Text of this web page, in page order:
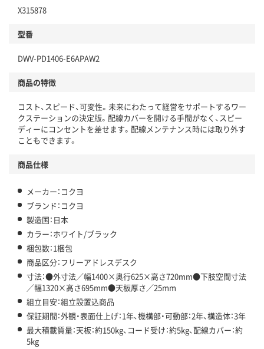
X315878
型番
DWV-PD1406-E6APAW2
商品の特徴
コスト、スピード、可変性。未来にわたって経営をサポートするワー
クステーションの決定版。配線カバーを開ける手間がなく、スピー
ディーにコンセントを差せます。配線メンテナンス時には取り外す
こともできます。
商品仕様
メーカー：コクヨ
ブランド：コクヨ
製造国：日本
カラー：ホワイト/ブラック
梱包数：1梱包
商品区分：フリーアドレスデスク
寸法：●外寸法／幅1400×奥行625×高さ720mm●下肢空間寸法
／幅1320×高さ695mm●天板厚さ／25mm
組立目安：組立設置込商品
保証期間：外観・表面仕上げ：1年、機構部・可動部：2年、構造体：3年
最大積載質量：天板：約150kg、コード受け：約5kg、配線カバー：約
5kg